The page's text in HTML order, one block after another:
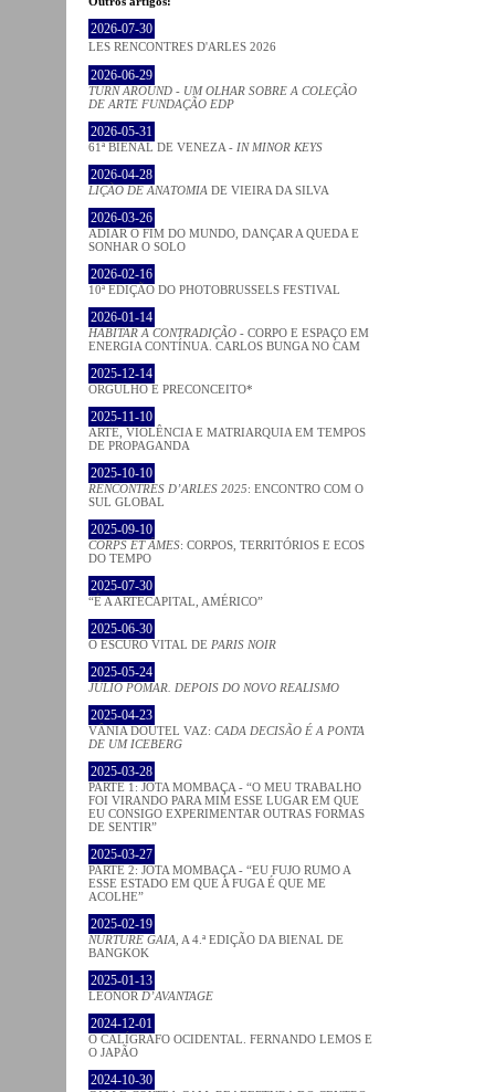
2026-07-30
LES RENCONTRES D'ARLES 2026
2026-06-29
TURN AROUND - UM OLHAR SOBRE A COLEÇÃO
DE ARTE FUNDAÇÃO EDP
2026-05-31
61ª BIENAL DE VENEZA - IN MINOR KEYS
2026-04-28
LIÇÃO DE ANATOMIA DE VIEIRA DA SILVA
2026-03-26
ADIAR O FIM DO MUNDO, DANÇAR A QUEDA E
SONHAR O SOLO
2026-02-16
10ª EDIÇÃO DO PHOTOBRUSSELS FESTIVAL
2026-01-14
HABITAR A CONTRADIÇÃO - CORPO E ESPAÇO EM
ENERGIA CONTÍNUA. CARLOS BUNGA NO CAM
2025-12-14
ORGULHO E PRECONCEITO*
2025-11-10
ARTE, VIOLÊNCIA E MATRIARQUIA EM TEMPOS
DE PROPAGANDA
2025-10-10
RENCONTRES D’ARLES 2025: ENCONTRO COM O
SUL GLOBAL
2025-09-10
CORPS ET ÂMES: CORPOS, TERRITÓRIOS E ECOS
DO TEMPO
2025-07-30
“É A ARTECAPITAL, AMÉRICO”
2025-06-30
O ESCURO VITAL DE PARIS NOIR
2025-05-24
JÚLIO POMAR. DEPOIS DO NOVO REALISMO
2025-04-23
VÂNIA DOUTEL VAZ: CADA DECISÃO É A PONTA
DE UM ICEBERG
2025-03-28
PARTE 1: JOTA MOMBAÇA - “O MEU TRABALHO
FOI VIRANDO PARA MIM ESSE LUGAR EM QUE
EU CONSIGO EXPERIMENTAR OUTRAS FORMAS
DE SENTIR”
2025-03-27
PARTE 2: JOTA MOMBAÇA - “EU FUJO RUMO A
ESSE ESTADO EM QUE A FUGA É QUE ME
ACOLHE”
2025-02-19
NURTURE GAIA , A 4.ª EDIÇÃO DA BIENAL DE
BANGKOK
2025-01-13
LEONOR D’AVANTAGE
2024-12-01
O CALÍGRAFO OCIDENTAL. FERNANDO LEMOS E
O JAPÃO
2024-10-30